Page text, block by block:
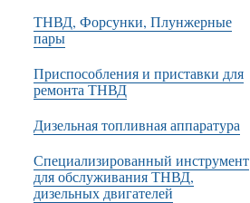
ТНВД, Форсунки, Плунжерные
пары
Приспособления и приставки для
ремонта ТНВД
Дизельная топливная аппаратура
Специализированный инструмент
для обслуживания ТНВД,
дизельных двигателей